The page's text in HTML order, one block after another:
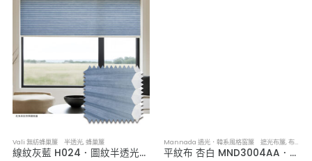
Vali 無紡蜂巢簾 半透光,蜂巢簾
線紋灰藍 H024．圖紋半透光蜂巢簾
Mannada 遇光．韓系風格窗簾 遮光布簾,布簾／紗簾／窗簾布
平紋布 杏白 MND3004AA．韓系軟裝遮光布簾